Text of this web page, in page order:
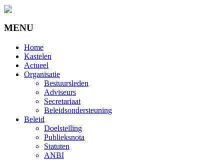
MENU
Home
Kastelen
Actueel
Organisatie
Bestuursleden
Adviseurs
Secretariaat
Beleidsondersteuning
Beleid
Doelstelling
Publieksnota
Statuten
ANBI